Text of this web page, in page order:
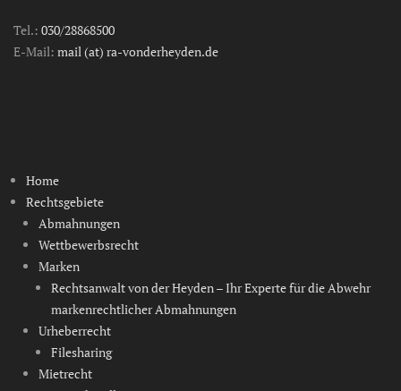
I
D
l
i
Tel.: 030/28868500
E-Mail: mail (at) ra-vonderheyden.de
Home
Rechtsgebiete
Abmahnungen
Wettbewerbsrecht
Marken
Rechtsanwalt von der Heyden – Ihr Experte für die Abwehr
markenrechtlicher Abmahnungen
Urheberrecht
Filesharing
Mietrecht